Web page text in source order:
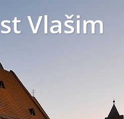
Vlašim